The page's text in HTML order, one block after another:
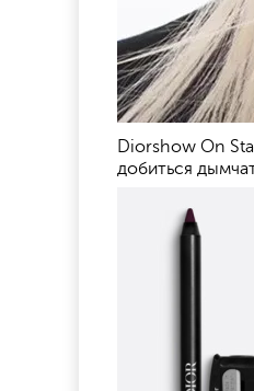
Diorshow On
добиться